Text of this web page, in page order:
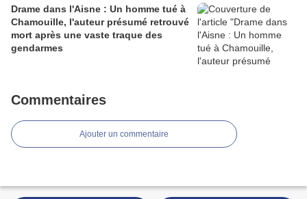
Drame dans l'Aisne : Un homme tué à
Chamouille, l'auteur présumé retrouvé
mort après une vaste traque des
gendarmes
Commentaires
Ajouter un commentaire